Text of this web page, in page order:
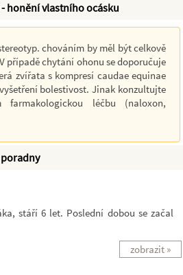
honění vlastního ocásku
chováním by měl být celkově
případě chytání ohonu se doporučuje
zvířata s kompresí caudae equinae
bolestivost. Jinak konzultujte
léčbu (naloxon,
stáří 6 let. Poslední dobou se začal
zobrazit »